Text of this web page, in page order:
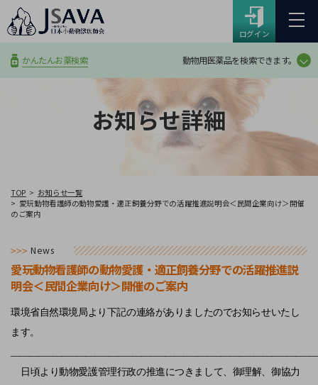
かんたんお薬検索 動物用医薬品を検索できます。
ログイン
お知らせ詳細
TOP
お知らせ一覧
愛玩動物看護師の動物愛護・適正飼養分野での活躍推進説明会＜民間企業向け＞開催
のご案内
News
愛玩動物看護師の動物愛護・適正飼養分野での活躍推進説
明会＜民間企業向け＞開催のご案内
環境省自然環境局より下記の連絡がありましたのでお知らせいたし
ます。
日頃より動物愛護管理行政の推進につきまして、御理解、御協力